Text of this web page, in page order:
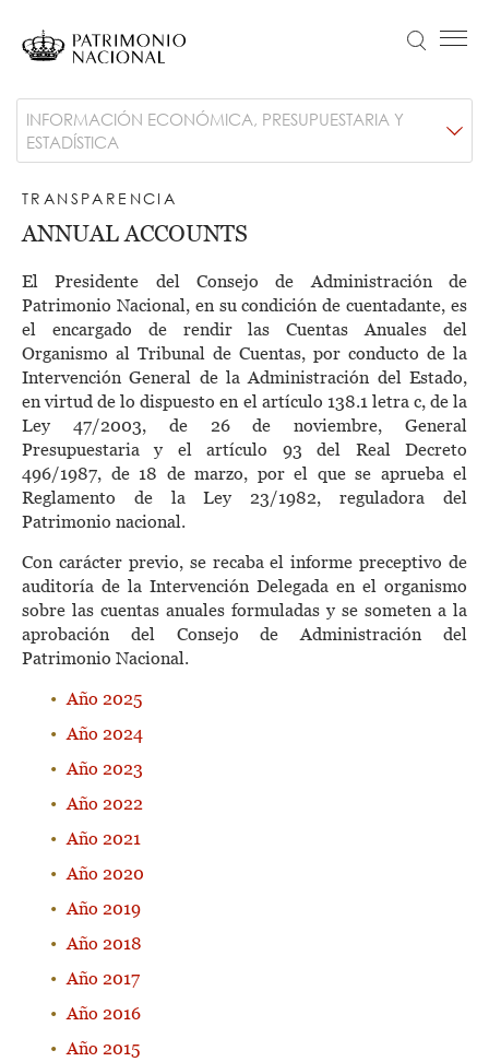
main
Idiomas
disponibles
Navegación
principal
VISIT
NEWS
COLLECTION
EDUCATION
ABOUT US
TRANSPARENCIA
TICKETS
Search
Main
navigation
-
Transparencia
INFORMACIÓN ECONÓMICA, PRESUPUESTARIA Y
ESTADÍSTICA
TRANSPARENCIA
ANNUAL ACCOUNTS
El Presidente del Consejo de Administración de
Patrimonio Nacional, en su condición de cuentadante, es
el encargado de rendir las Cuentas Anuales del
Organismo al Tribunal de Cuentas, por conducto de la
Intervención General de la Administración del Estado,
en virtud de lo dispuesto en el artículo 138.1 letra c, de la
Ley 47/2003, de 26 de noviembre, General
Presupuestaria y el artículo 93 del Real Decreto
496/1987, de 18 de marzo, por el que se aprueba el
Reglamento de la Ley 23/1982, reguladora del
Patrimonio nacional.
Con carácter previo, se recaba el informe preceptivo de
auditoría de la Intervención Delegada en el organismo
sobre las cuentas anuales formuladas y se someten a la
aprobación del Consejo de Administración del
Patrimonio Nacional.
Año 2025
Año 2024
Año 2023
Año 2022
Año 2021
Año 2020
Año 2019
Año 2018
Año 2017
Año 2016
Año 2015